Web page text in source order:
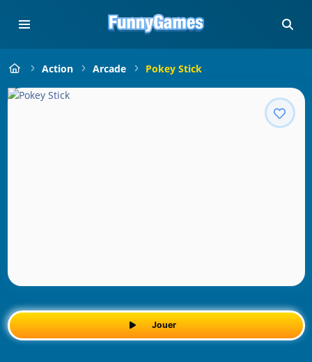
Action Arcade Pokey Stick
Jouer